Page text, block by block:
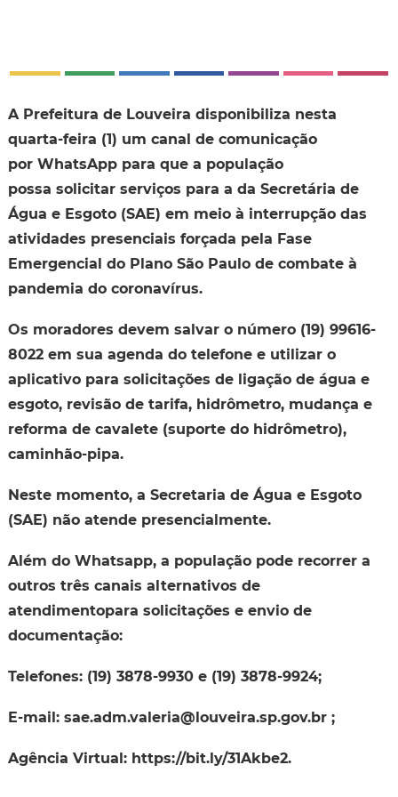
A Prefeitura de Louveira disponibiliza nesta
quarta-feira (1) um canal de comunicação
por WhatsApp para que a população
possa solicitar serviços para a da Secretária de
Água e Esgoto (SAE) em meio à interrupção das
atividades presenciais forçada pela Fase
Emergencial do Plano São Paulo de combate à
pandemia do coronavírus.
Os moradores devem salvar o número (19) 99616-
8022 em sua agenda do telefone e utilizar o
aplicativo para solicitações de ligação de água e
esgoto, revisão de tarifa, hidrômetro, mudança e
reforma de cavalete (suporte do hidrômetro),
caminhão-pipa.
Neste momento, a Secretaria de Água e Esgoto
(SAE) não atende presencialmente.
Além do Whatsapp, a população pode recorrer a
outros três canais alternativos de
atendimentopara solicitações e envio de
documentação:
Telefones: (19) 3878-9930 e (19) 3878-9924;
E-mail: sae.adm.valeria@louveira.sp.gov.br ;
Agência Virtual: https://bit.ly/31Akbe2.